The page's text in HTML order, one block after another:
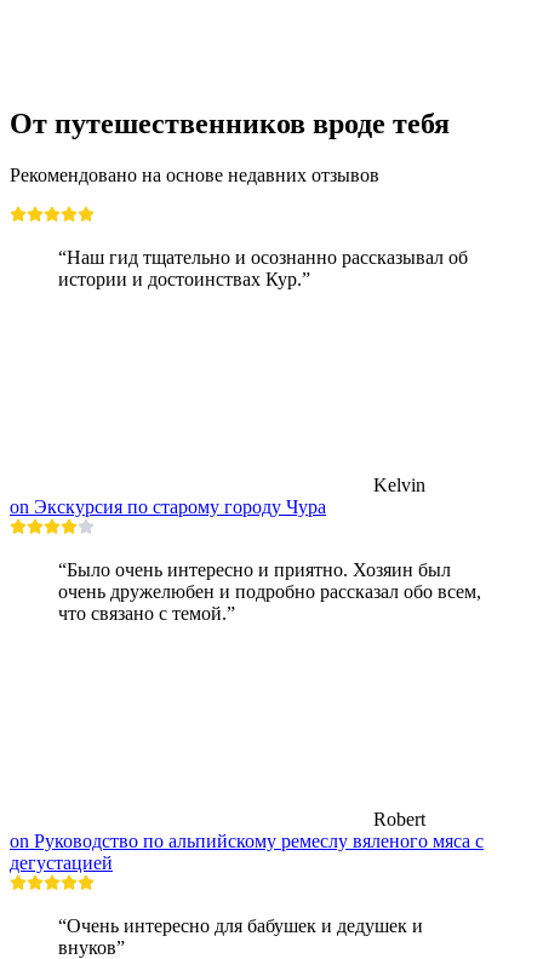
От путешественников вроде тебя
Рекомендовано на основе недавних отзывов
“Наш гид тщательно и осознанно рассказывал об
истории и достоинствах Кур.”
Kelvin
on Экскурсия по старому городу Чура
“Было очень интересно и приятно. Хозяин был
очень дружелюбен и подробно рассказал обо всем,
что связано с темой.”
Robert
on Руководство по альпийскому ремеслу вяленого мяса с
дегустацией
“Очень интересно для бабушек и дедушек и
внуков”